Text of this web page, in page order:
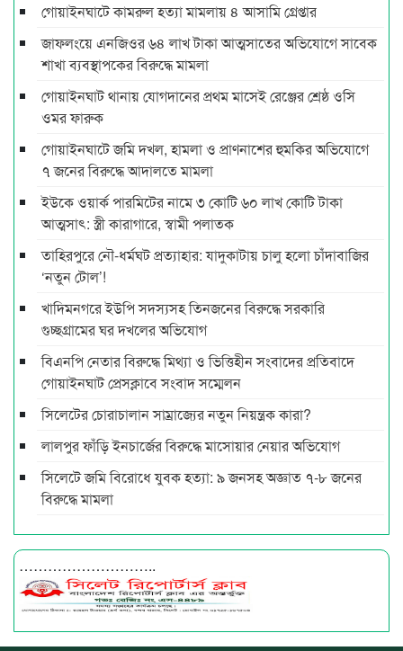
গোয়াইনঘাটে কামরুল হত্যা মামলায় ৪ আসামি গ্রেপ্তার
জাফলংয়ে এনজিওর ৬৪ লাখ টাকা আত্মসাতের অভিযোগে সাবেক
শাখা ব্যবস্থাপকের বিরুদ্ধে মামলা
গোয়াইনঘাট থানায় যোগদানের প্রথম মাসেই রেঞ্জের শ্রেষ্ঠ ওসি
ওমর ফারুক
গোয়াইনঘাটে জমি দখল, হামলা ও প্রাণনাশের হুমকির অভিযোগে
৭ জনের বিরুদ্ধে আদালতে মামলা
ইউকে ওয়ার্ক পারমিটের নামে ৩ কোটি ৬০ লাখ কোটি টাকা
আত্মসাৎ: স্ত্রী কারাগারে, স্বামী পলাতক
তাহিরপুরে নৌ-ধর্মঘট প্রত্যাহার: যাদুকাটায় চালু হলো চাঁদাবাজির
‘নতুন টোল’!
খাদিমনগরে ইউপি সদস্যসহ তিনজনের বিরুদ্ধে সরকারি
গুচ্ছগ্রামের ঘর দখলের অভিযোগ
বিএনপি নেতার বিরুদ্ধে মিথ্যা ও ভিত্তিহীন সংবাদের প্রতিবাদে
গোয়াইনঘাট প্রেসক্লাবে সংবাদ সম্মেলন
সিলেটের চোরাচালান সাম্রাজ্যের নতুন নিয়ন্ত্রক কারা?
লালপুর ফাঁড়ি ইনচার্জের বিরুদ্ধে মাসোয়ার নেয়ার অভিযোগ
সিলেটে জমি বিরোধে যুবক হত্যা: ৯ জনসহ অজ্ঞাত ৭-৮ জনের
বিরুদ্ধে মামলা
………………………..